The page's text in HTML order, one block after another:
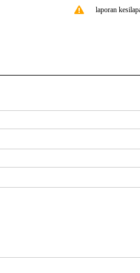
laporan